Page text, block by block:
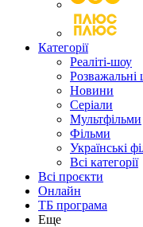
Категорії
Реаліті-шоу
Розважальні
Новини
Серіали
Мультфільми
Фільми
Українські
Всі категорії
Всі проєкти
Онлайн
ТБ програма
Еще